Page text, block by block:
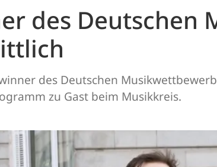
des Deutschen
des Deutschen
zu Gast beim Musikkreis.